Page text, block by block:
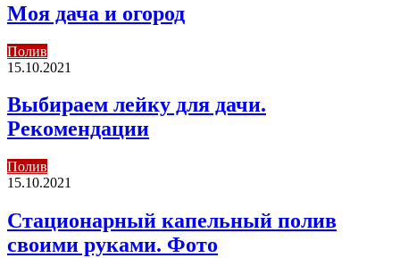
Моя дача и огород
Полив
15.10.2021
Выбираем лейку для дачи.
Рекомендации
Полив
15.10.2021
Стационарный капельный полив
своими руками. Фото